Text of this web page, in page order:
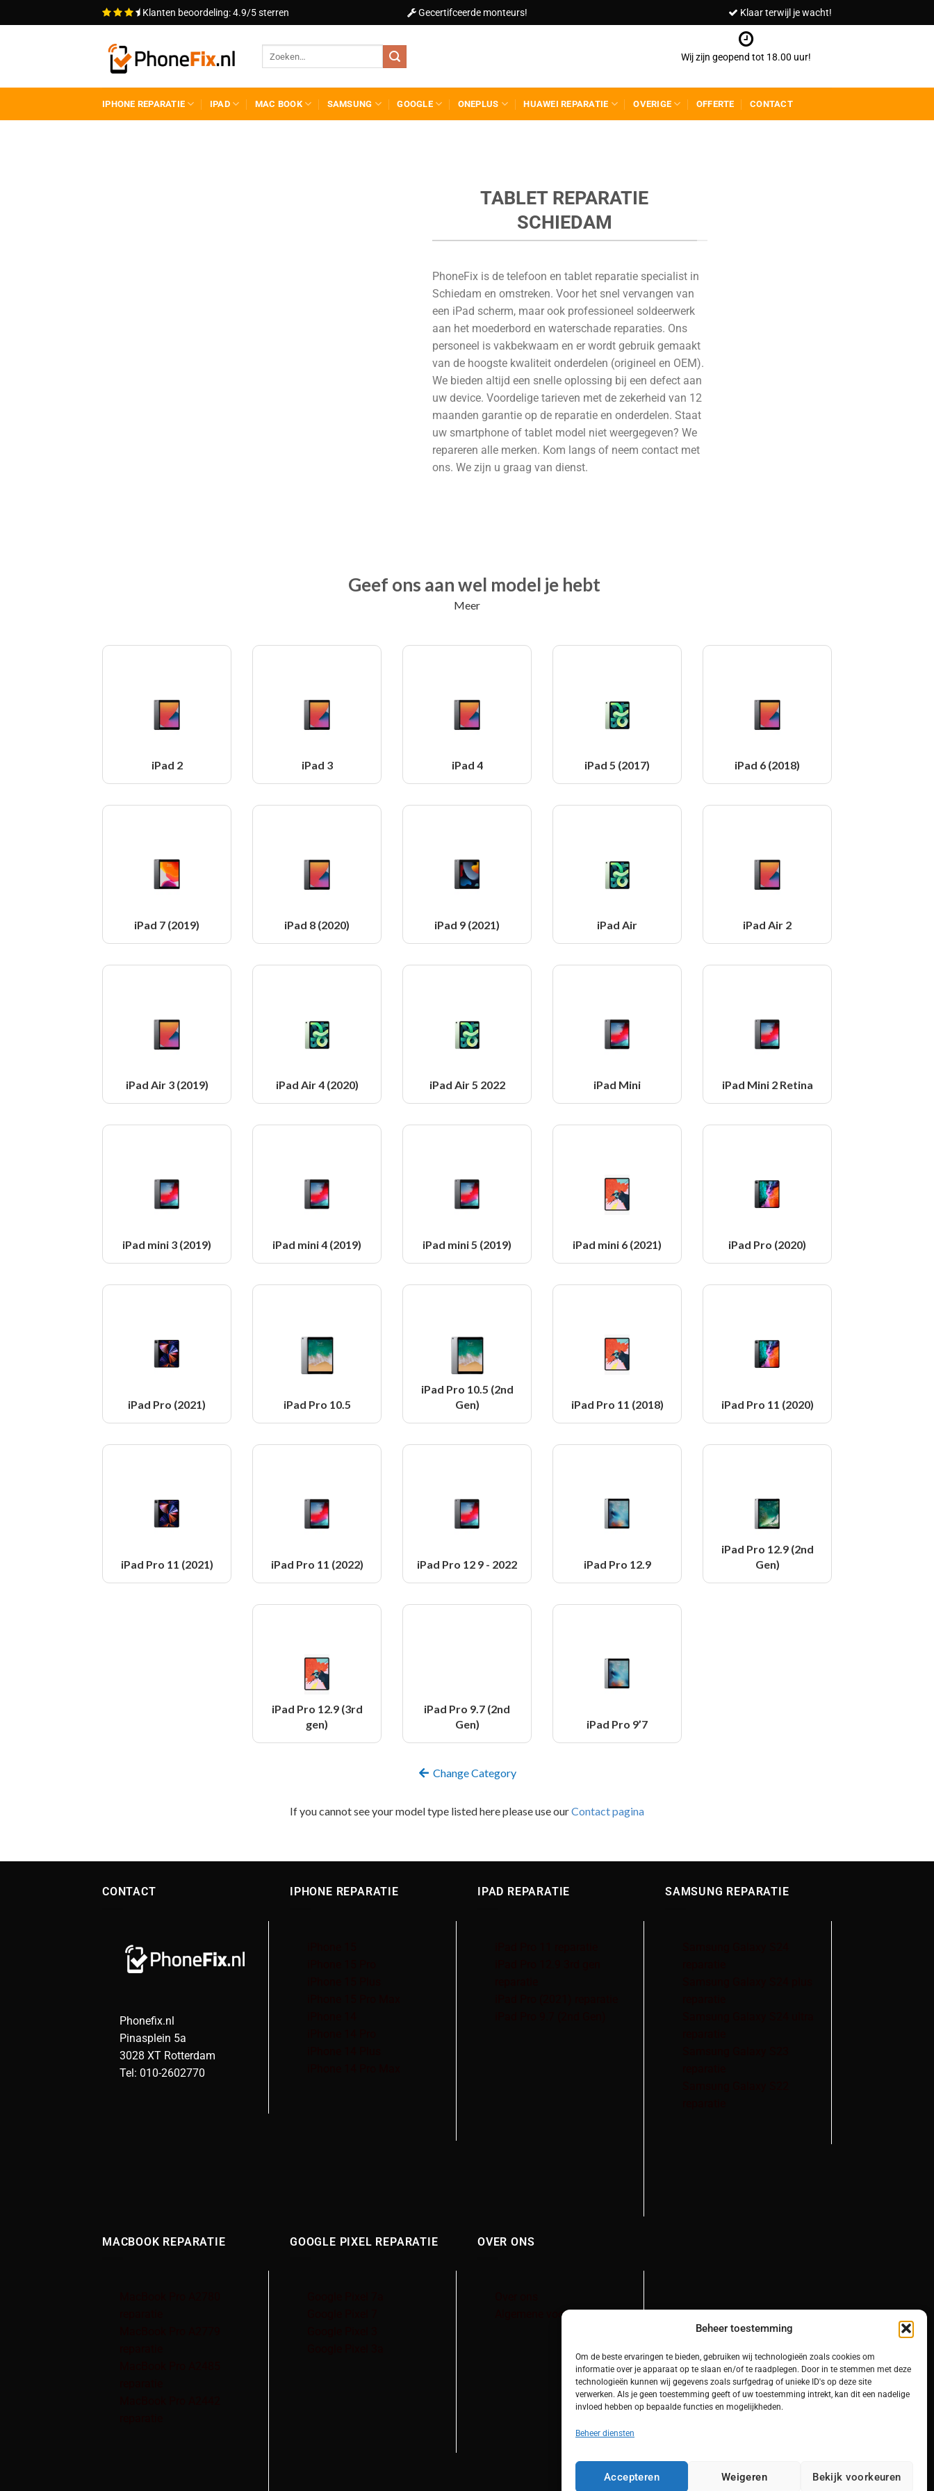
Beheer toestemming
Om de beste ervaringen te bieden, gebruiken wij technologieën zoals cookies om
informatie over je apparaat op te slaan en/of te raadplegen. Door in te stemmen met deze
technologieën kunnen wij gegevens zoals surfgedrag of unieke ID's op deze site
verwerken. Als je geen toestemming geeft of uw toestemming intrekt, kan dit een nadelige
invloed hebben op bepaalde functies en mogelijkheden.
Beheer diensten
Accepteren Weigeren Bekijk voorkeuren
naar
Klanten beoordeling: 4.9/5 sterren Gecertifceerde monteurs! Klaar terwijl je wacht!
Wij zijn geopend tot 18.00 uur!
IPHONE REPARATIE IPAD MAC BOOK SAMSUNG GOOGLE ONEPLUS HUAWEI REPARATIE OVERIGE OFFERTE CONTACT
TABLET REPARATIE
SCHIEDAM
PhoneFix is de telefoon en tablet reparatie specialist in
Schiedam en omstreken. Voor het snel vervangen van
een iPad scherm, maar ook professioneel soldeerwerk
aan het moederbord en waterschade reparaties. Ons
personeel is vakbekwaam en er wordt gebruik gemaakt
van de hoogste kwaliteit onderdelen (origineel en OEM).
We bieden altijd een snelle oplossing bij een defect aan
uw device. Voordelige tarieven met de zekerheid van 12
maanden garantie op de reparatie en onderdelen. Staat
uw smartphone of tablet model niet weergegeven? We
repareren alle merken. Kom langs of neem contact met
ons. We zijn u graag van dienst.
Geef ons aan wel model je hebt
Meer
iPad 2 iPad 3 iPad 4 iPad 5 (2017) iPad 6 (2018)
iPad 7 (2019) iPad 8 (2020) iPad 9 (2021) iPad Air iPad Air 2
iPad Air 3 (2019) iPad Air 4 (2020) iPad Air 5 2022 iPad Mini iPad Mini 2 Retina
iPad mini 3 (2019) iPad mini 4 (2019) iPad mini 5 (2019) iPad mini 6 (2021) iPad Pro (2020)
iPad Pro (2021) iPad Pro 10.5
iPad Pro 10.5 (2nd
Gen)
iPad Pro 11 (2018) iPad Pro 11 (2020)
iPad Pro 11 (2021) iPad Pro 11 (2022) iPad Pro 12 9 - 2022 iPad Pro 12.9
iPad Pro 12.9 (2nd
Gen)
iPad Pro 12.9 (3rd
gen)
iPad Pro 9.7 (2nd
Gen)
iPad Pro 9’7
Change Category
If you cannot see your model type listed here please use ourContact pagina
CONTACT
Phonefix.nl
Pinasplein 5a
3028 XT Rotterdam
Tel: 010-2602770
IPHONE REPARATIE IPAD REPARATIE SAMSUNG REPARATIE
MACBOOK REPARATIE GOOGLE PIXEL REPARATIE OVER ONS
Algemene voorwaarden